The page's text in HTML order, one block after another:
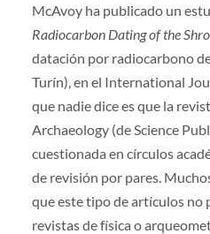
McAvoy ha publicado un
Radiocarbon Dating of the
datación por radiocarbono
Turín), en el International
que nadie dice es que la
Archaeology (de Science
cuestionada en círculos
de revisión por pares.
que este tipo de artículos no
revistas de física o